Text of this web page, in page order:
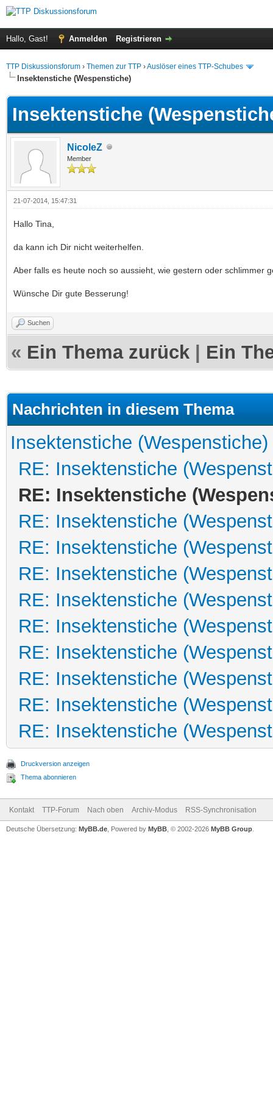
Hallo, Gast! Anmelden Registrieren
TTP Diskussionsforum › Themen zur TTP ›Auslöser eines TTP-Schubes
Insektenstiche (Wespenstiche)
Insektenstiche
NicoleZ
Member
21-07-2014, 15:47:31
Hallo Tina,
da kann ich Dir nicht weiterhelfen.
Aber falls es heute noch so aussieht, wie gestern oder schlimmer
Wünsche Dir gute Besserung!
Suchen
« Ein Thema zurück Ein
Nachrichten in diesem Thema
Insektenstiche (Wespenstiche)
RE: Insektenstiche
RE: Insektenstiche
RE: Insektenstiche
RE: Insektenstiche
RE: Insektenstiche
RE: Insektenstiche
RE: Insektenstiche
RE: Insektenstiche
RE: Insektenstiche
RE: Insektenstiche
RE: Insektenstiche
Druckversion anzeigen
Thema abonnieren
Kontakt TTP-Forum Nach oben Archiv-Modus RSS-Synchronisation
Deutsche Übersetzung: MyBB.de , Powered by MyBB , © 2002-2026 MyBB Group